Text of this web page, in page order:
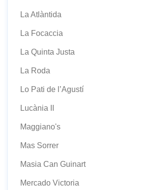
La Atlàntida
La Focaccia
La Quinta Justa
La Roda
Lo Pati de l’Agustí
Lucània II
Maggiano's
Mas Sorrer
Masia Can Guinart
Mercado Victoria